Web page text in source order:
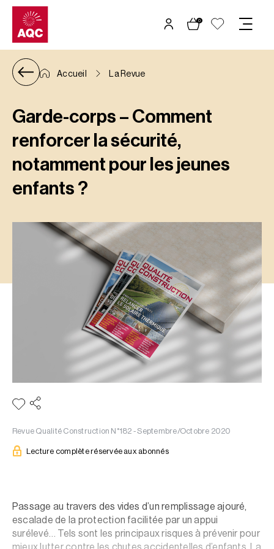
Panneau de gestion des cookies
0
Accueil La Revue
Garde-corps – Comment
renforcer la sécurité,
notamment pour les jeunes
enfants ?
Revue Qualité Construction N°182 - Septembre/Octobre 2020
Lecture complète réservée aux abonnés
Passage au travers des vides d’un remplissage ajouré,
escalade de la protection facilitée par un appui
surélevé… Tels sont les principaux risques à prévenir pour